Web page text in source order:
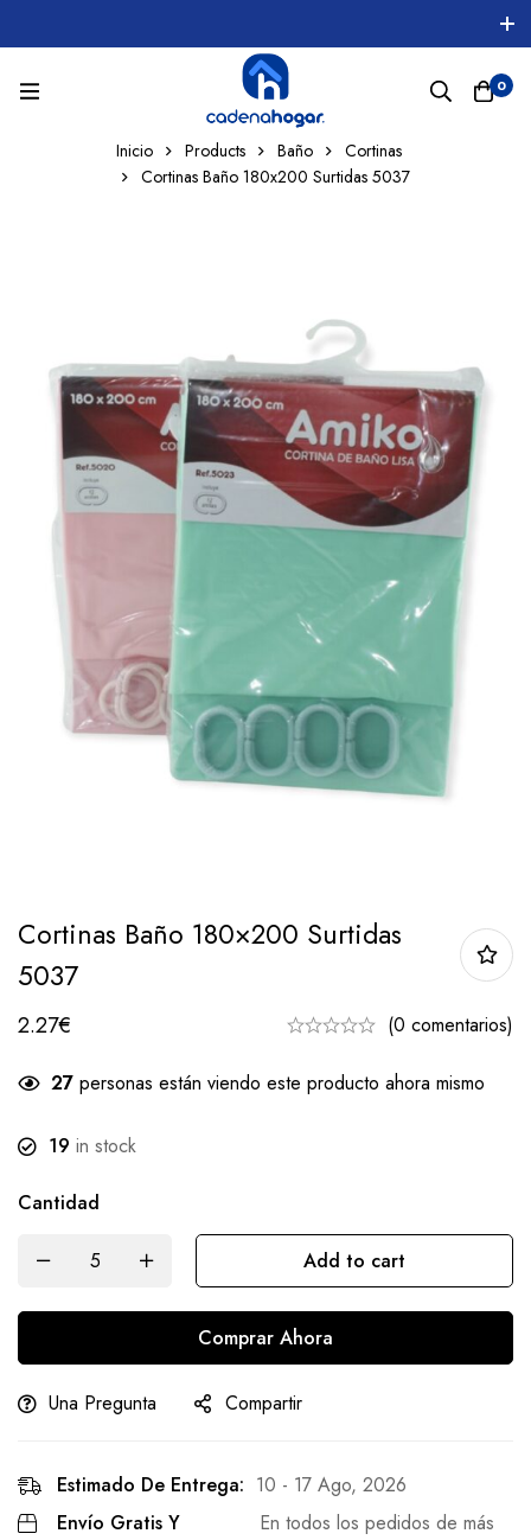
0
Inicio Products Baño
Cortinas
Cortinas Baño 180x200 Surtidas 5037
Cortinas Baño 180×200 Surtidas
5037
2.27€ (0 comentarios)
27 personas están viendo este producto ahora mismo
19 in stock
Cantidad
Add to cart
Comprar Ahora
Una Pregunta Compartir
Estimado De Entrega: 10 - 17 Ago, 2026
Envío Gratis Y
En todos los pedidos de más